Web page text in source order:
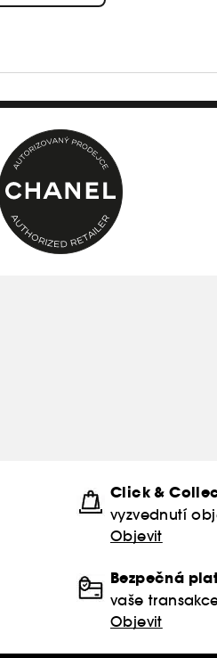
Click &
vyzvednutí
Objevit
Bezpečná
vaše
Objevit